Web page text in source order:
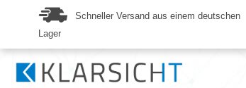
Zur Hauptnavigation springen
Schneller Versand aus einem deutschen
Lager